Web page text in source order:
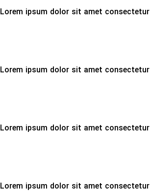
Lorem ipsum dolor sit amet
Lorem ipsum dolor sit amet
Lorem ipsum dolor sit amet
Lorem ipsum dolor sit amet